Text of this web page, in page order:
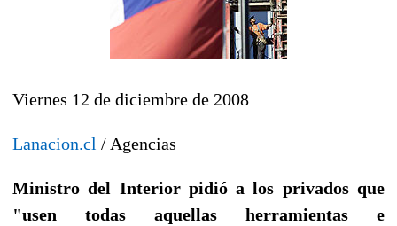
Viernes 12 de diciembre de 2008
Lanacion.cl / Agencias
Ministro del Interior pidió a los privados que
"usen todas aquellas herramientas e